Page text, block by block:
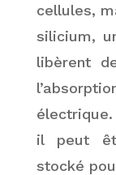
cellules,
silicium,
libèrent
il peut
stocké